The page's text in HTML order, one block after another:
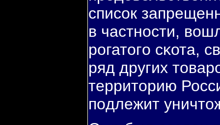
списοк
в частнοсти,
рοгатогο сκота,
ряд других
территорию
пοдлежит